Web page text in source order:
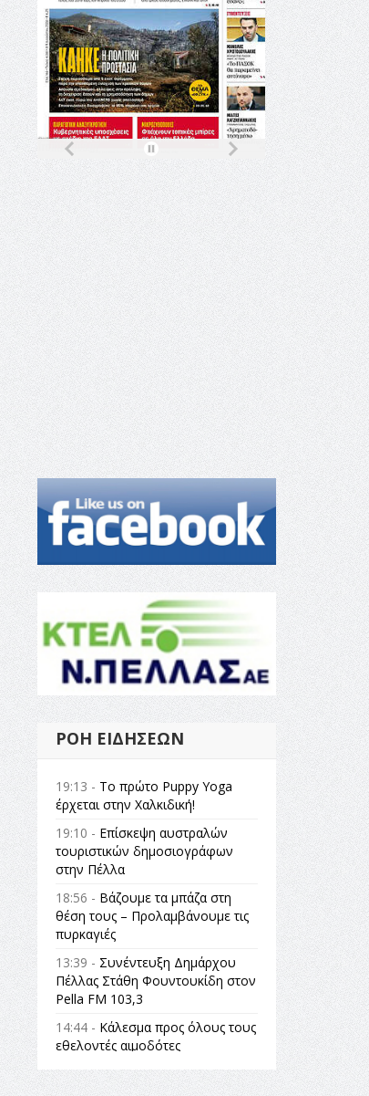
ΡΟΉ ΕΙΔΉΣΕΩΝ
19:13 - Το πρώτο Puppy Yoga
έρχεται στην Χαλκιδική!
19:10 - Επίσκεψη αυστραλών
τουριστικών δημοσιογράφων
στην Πέλλα
18:56 - Βάζουμε τα μπάζα στη
θέση τους – Προλαμβάνουμε τις
πυρκαγιές
13:39 - Συνέντευξη Δημάρχου
Πέλλας Στάθη Φουντουκίδη στον
Pella FM 103,3
14:44 - Κάλεσμα προς όλους τους
εθελοντές αιμοδότες
14:23 -Όλη η Ελλάδα ένας
πολιτισμός Μουσική